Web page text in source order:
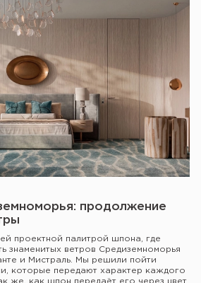
продолжение
проектной палитрой шпона, где
знаменитых ветров Средиземноморья
и Мистраль. Мы решили пойти
которые передают характер каждого
же, как шпон передаёт его через цвет